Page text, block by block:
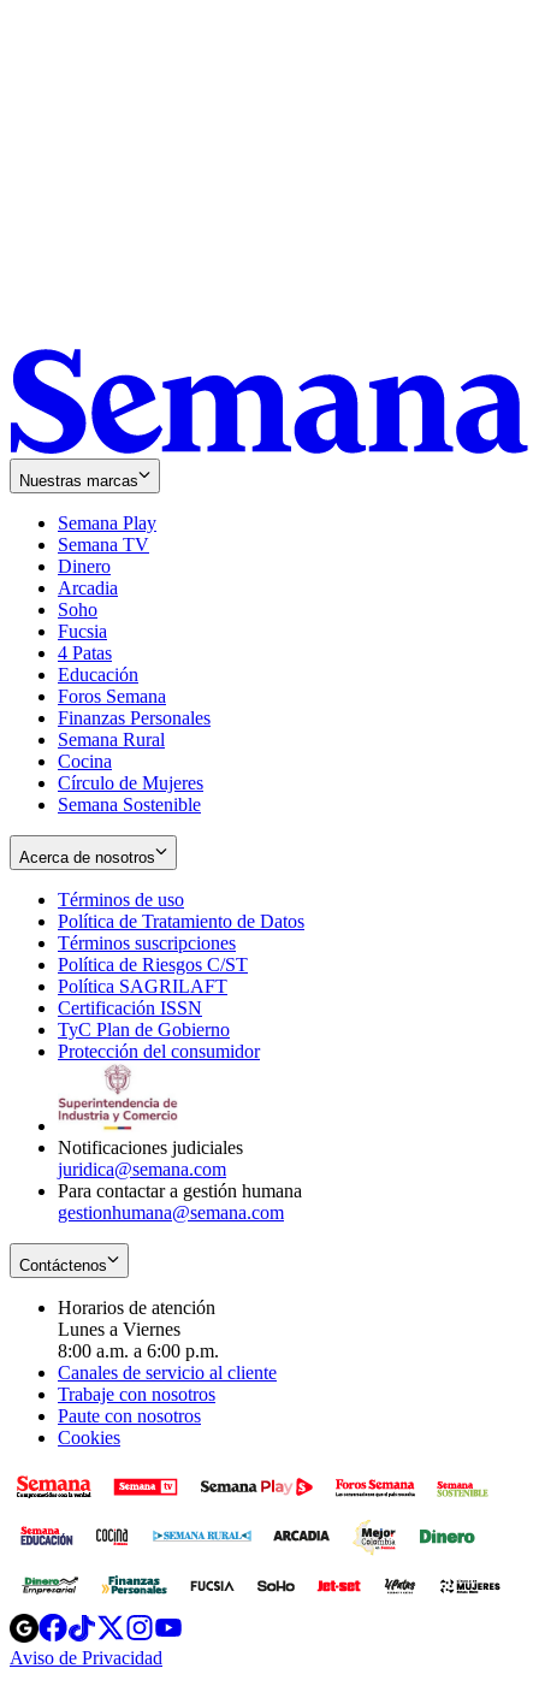
Nuestras marcas
Semana Play
Semana TV
Dinero
Arcadia
Soho
in
new
window
Fucsia
in
new
window
4 Patas
Educación
Foros Semana
Finanzas Personales
Semana Rural
Cocina
Círculo de Mujeres
Semana Sostenible
Acerca de nosotros
Términos de uso
in
new
window
Política de Tratamiento de Datos
Términos suscripciones
in
Política de Riesgos C/ST
Política SAGRILAFT
new
window
Certificación ISSN
in
new
TyC Plan de Gobierno
in
Protección del consumidorOpens
Notificaciones judiciales
juridica@semana.com
Para contactar a gestión humana
gestionhumana@semana.com
Contáctenos
Horarios de atención
Lunes a Viernes
8:00 a.m. a 6:00 p.m.
Canales de servicio al cliente
Trabaje con nosotros
Paute con nosotros
Cookies
Opens
in
new
Opens
in
new
Opens
in
new
Opens
new
Aviso de Privacidad